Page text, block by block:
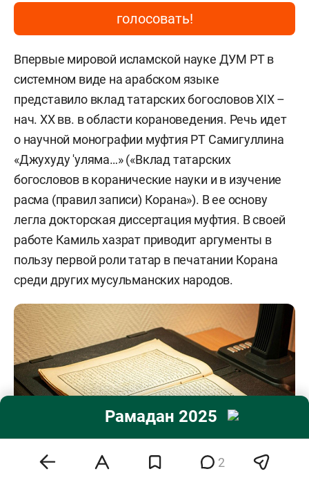
голосовать!
Впервые мировой исламской науке ДУМ РТ в
системном виде на арабском языке
представило вклад татарских богословов XIX –
нач. ХХ вв. в области корановедения. Речь идет
о научной монографии муфтия РТ Самигуллина
«Джухуду 'уляма…» («Вклад татарских
богословов в коранические науки и в изучение
расма (правил записи) Корана»). В ее основу
легла докторская диссертация муфтия. В своей
работе Камиль хазрат приводит аргументы в
пользу первой роли татар в печатании Корана
среди других мусульманских народов.
2
Рамадан 2025